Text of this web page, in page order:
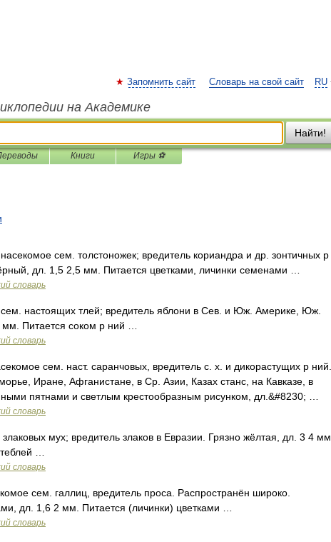
RU
Запомнить сайт Словарь на свой сайт
на Академике
Найти!
Книги Игры ⚽
сем. толстоножек; вредитель кориандра и др. зонтичных р
дл. 1,5 2,5 мм. Питается цветками, личинки семенами …
словарь
настоящих тлей; вредитель яблони в Сев. и Юж. Америке, Юж.
Питается соком р ний …
словарь
сем. наст. саранчовых, вредитель с. х. и дикорастущих р ний.
Иране, Афганистане, в Ср. Азии, Казах станс, на Кавказе, в
пятнами и светлым крестообразным рисунком, дл.&#8230; …
словарь
мух; вредитель злаков в Евразии. Грязно жёлтая, дл. 3 4 мм.
…
словарь
сем. галлиц, вредитель проса. Распространён широко.
дл. 1,6 2 мм. Питается (личинки) цветками …
словарь